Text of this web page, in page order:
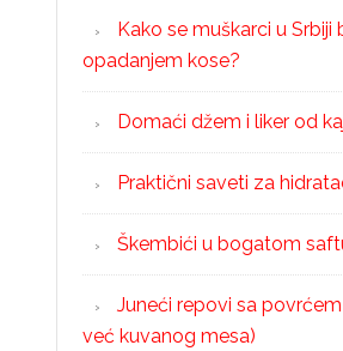
Kako se muškarci u Srbiji
opadanjem kose?
Domaći džem i liker od
Praktični saveti za
Škembići u bogatom
Juneći repovi sa
već kuvanog mesa)